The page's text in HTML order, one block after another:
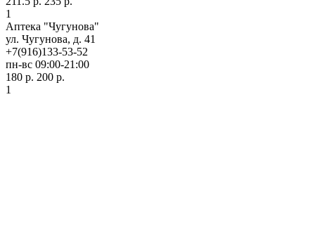
1
Аптека "Чугунова"
ул. Чугунова, д. 41
+7(916)133-53-52
пн-вс 09:00-21:00
180 р. 200 р.
1